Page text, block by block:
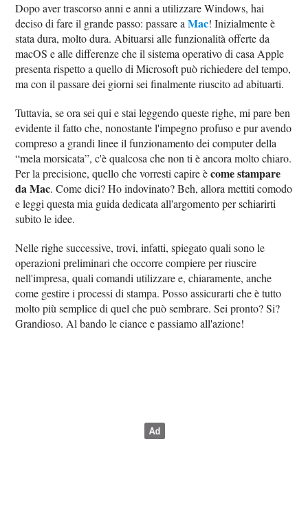
Dopo aver trascorso anni e anni a utilizzare Windows, hai
deciso di fare il grande passo: passare aMac! Inizialmente è
stata dura, molto dura. Abituarsi alle funzionalità offerte da
macOS e alle differenze che il sistema operativo di casa Apple
presenta rispetto a quello di Microsoft può richiedere del tempo,
ma con il passare dei giorni sei finalmente riuscito ad abituarti.
Tuttavia, se ora sei qui e stai leggendo queste righe, mi pare ben
evidente il fatto che, nonostante l'impegno profuso e pur avendo
compreso a grandi linee il funzionamento dei computer della
“mela morsicata”, c'è qualcosa che non ti è ancora molto chiaro.
Per la precisione, quello che vorresti capire ècome stampare
da Mac. Come dici? Ho indovinato? Beh, allora mettiti comodo
e leggi questa mia guida dedicata all'argomento per schiarirti
subito le idee.
Nelle righe successive, trovi, infatti, spiegato quali sono le
operazioni preliminari che occorre compiere per riuscire
nell'impresa, quali comandi utilizzare e, chiaramente, anche
come gestire i processi di stampa. Posso assicurarti che è tutto
molto più semplice di quel che può sembrare. Sei pronto? Si?
Grandioso. Al bando le ciance e passiamo all'azione!